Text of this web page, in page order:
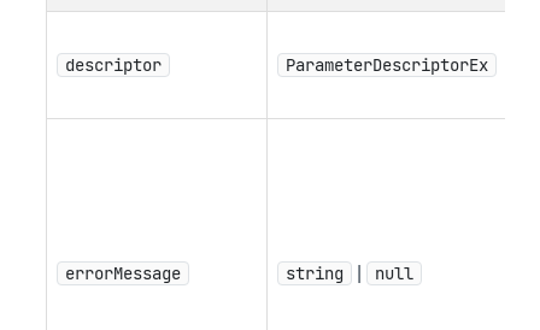
descriptor ParameterDescriptorEx
errorMessage string null